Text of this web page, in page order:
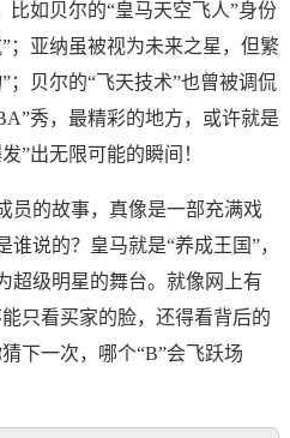
比如贝尔的“皇马天空飞人”身份
；亚纳虽被视为未来之星，但繁
；贝尔的“飞天技术”也曾被调侃
秀，最精彩的地方，或许就是
”出无限可能的瞬间！
员的故事，真像是一部充满戏
说的？皇马就是“养成王国”，
超级明星的舞台。就像网上有
只看买家的脸，还得看背后的
下一次，哪个“B”会飞跃场